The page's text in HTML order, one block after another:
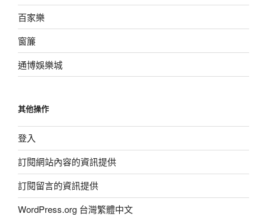
百家樂
窗簾
通博娛樂城
其他操作
登入
訂閱網站內容的資訊提供
訂閱留言的資訊提供
WordPress.org 台灣繁體中文